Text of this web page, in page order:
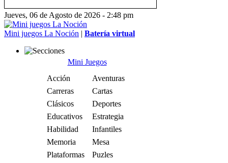
Jueves, 06 de Agosto de 2026 - 2:48 pm
Mini juegos La Noción | Batería virtual
Mini Juegos
Acción
Aventuras
Carreras
Cartas
Clásicos
Deportes
Educativos
Estrategia
Habilidad
Infantiles
Memoria
Mesa
Plataformas
Puzles